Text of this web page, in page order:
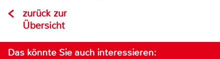
zurück zur
Übersicht
Das könnte Sie auch interessieren: